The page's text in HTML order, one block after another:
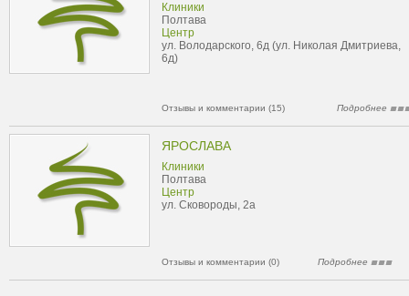
Клиники
Полтава
Центр
ул. Володарского, 6д (ул. Николая Дмитриева,
6д)
Отзывы и комментарии (15) Подробнее
ЯРОСЛАВА
Клиники
Полтава
Центр
ул. Сковороды, 2а
Отзывы и комментарии (0) Подробнее